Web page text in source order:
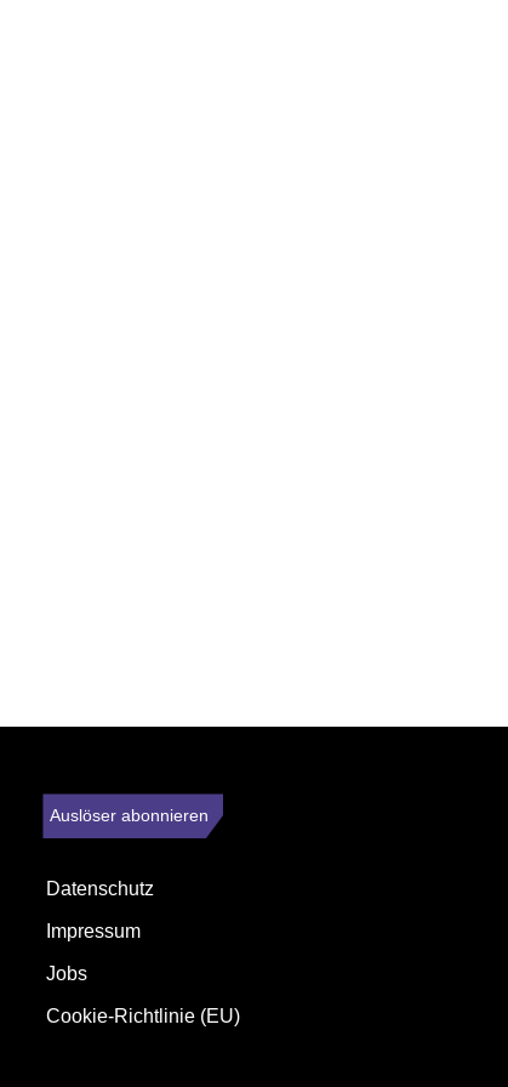
Auslöser abonnieren
Datenschutz
Impressum
Jobs
Cookie-Richtlinie (EU)